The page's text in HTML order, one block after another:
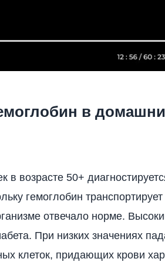
в
в возрасте 50+
гемоглобин
отвечало норме.
При низких значениях
клеток, придающих крови